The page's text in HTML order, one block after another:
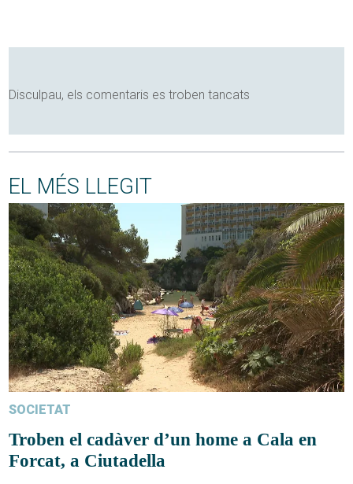
Disculpau, els comentaris es troben tancats
EL MÉS LLEGIT
SOCIETAT
Troben el cadàver d’un home a Cala en
Forcat, a Ciutadella